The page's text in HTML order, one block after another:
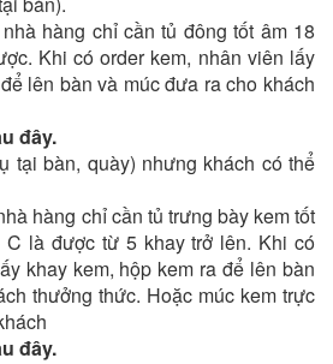
hàng chỉ cần tủ đông tốt âm 18
Khi có order kem, nhân viên lấy
lên bàn và múc đưa ra cho khách
đây.
tại bàn, quày) nhưng khách có thể
hàng chỉ cần tủ trưng bày kem tốt
là được từ 5 khay trở lên. Khi có
khay kem, hộp kem ra để lên bàn
thưởng thức. Hoặc múc kem trực
đây.